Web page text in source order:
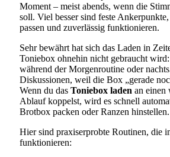
Moment – meist abends, wenn die
soll. Viel besser sind feste
passen und zuverlässig funktionieren.
Sehr bewährt hat sich das Laden in
Toniebox ohnehin nicht gebraucht
während der Morgenroutine oder
Diskussionen, weil die Box „gerade
Wenn du das Toniebox laden an einen
Ablauf koppelst, wird es schnell
Brotbox packen oder Ranzen hinstellen.
Hier sind praxiserprobte Routinen, die
funktionieren: